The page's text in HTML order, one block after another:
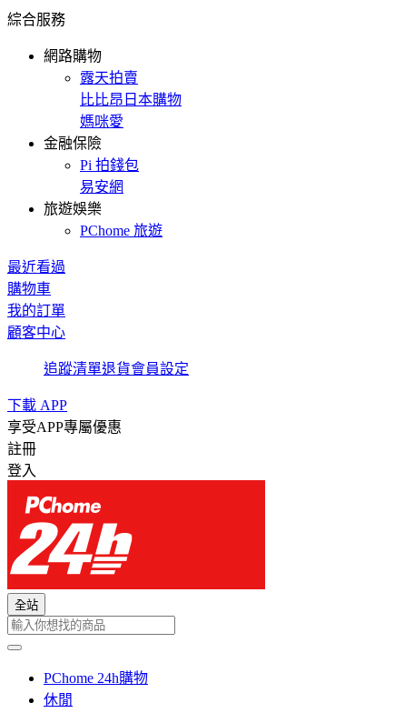
綜合服務
網路購物
露天拍賣
比比昂日本購物
媽咪愛
金融保險
Pi 拍錢包
易安網
旅遊娛樂
PChome 旅遊
最近看過
購物車
我的訂單
顧客中心
追蹤清單退貨會員設定
下載 APP
享受APP專屬優惠
註冊
登入
全站
PChome 24h購物
休閒